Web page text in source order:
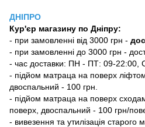
ДНІПРО
Кур'єр магазину по Дніпру:
- при замовленні від 3000 грн -
- при замовленні до 3000 грн -
- час доставки: ПН - ПТ: 09-22:00,
- підйом матраца на поверх
двоспальний - 100 грн.
- підйом матраца на поверх
поверх, двоспальний - 100 грн/
- вивезення та утилізація старого